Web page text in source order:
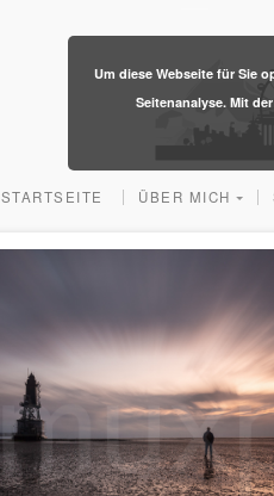
STARTSEITE ÜBER MICH
​Um diese Webseite für Sie
Seitenanalyse. Mit